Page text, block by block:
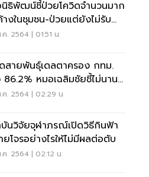
ธิพัฒน์ชี้ป่วยโควิดจำนวนมาก
งในชุมชน-ป่วยแต่ยังไม่รับ
กษา
. 2564 | 01:51 น.
สายพันธุ์เดลตาครอง กทม.
ดทั่วไทย
ค. 2564 | 02:29 น.
นวิจัยจุฬาภรณ์เปิดวิธีกินฟ้า
ยโจรอย่างไรให้ไม่มีผลต่อตับ
ค. 2564 | 02:12 น.